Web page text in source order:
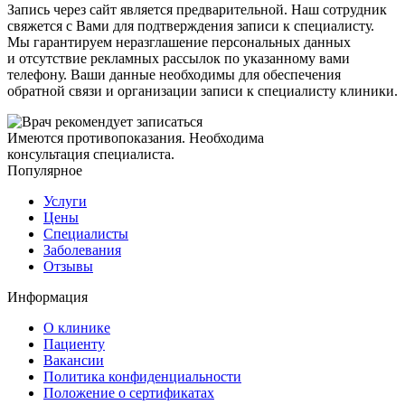
Запись через сайт является предварительной. Наш сотрудник
свяжется с Вами для подтверждения записи к специалисту.
Мы гарантируем неразглашение персональных данных
и отсутствие рекламных рассылок по указанному вами
телефону. Ваши данные необходимы для обеспечения
обратной связи и организации записи к специалисту клиники.
Имеются противопоказания. Необходима
консультация специалиста.
Популярное
Услуги
Цены
Специалисты
Заболевания
Отзывы
Информация
О клинике
Пациенту
Вакансии
Политика конфиденциальности
Положение о сертификатах